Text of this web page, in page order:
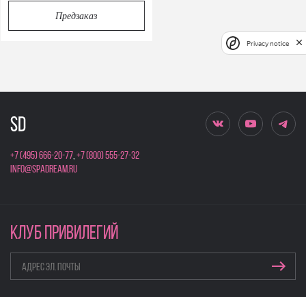
Предзаказ
+7 (495) 666-20-77,+7 (800) 555-27-32
info@spadream.ru
КЛУБ ПРИВИЛЕГИЙ
Privacy notice